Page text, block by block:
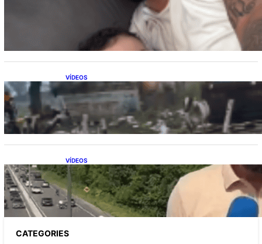
Marido confunde termômetro com teste de
gravidez e reação viraliza nas redes sociais
VÍDEOS
Vaca sobrevive após ser atingida por trem
em alta velocidade
VÍDEOS
Repórter flagra acidente de trânsito ao vivo
enquanto gravava reportagem
CATEGORIES